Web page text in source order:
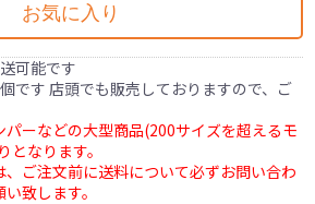
お気に入り
可能です
です 店頭でも販売しておりますので、ご
ーなどの大型商品(200サイズを超えるモ
となります。
ご注文前に送料について必ずお問い合わ
致します。